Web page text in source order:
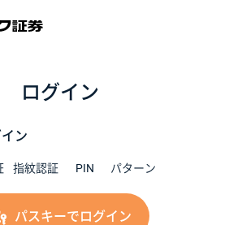
ログイン
ン
指紋認証 PIN パターン
パスキーでログイン